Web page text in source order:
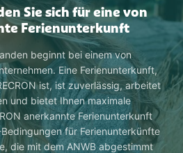
Sie sich für eine von
Ferienunterkunft
beginnt bei einem von
Eine Ferienunterkunft,
ist, ist zuverlässig, arbeitet
und bietet Ihnen maximale
anerkannte Ferienunterkunft
für Ferienunterkünfte
die mit dem ANWB abgestimmt